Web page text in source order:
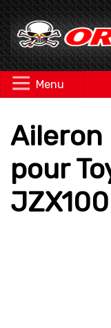
Menu
Aileron
pour
JZX100